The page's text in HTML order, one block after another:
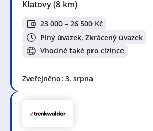
Klatovy(8 km)
23 000 – 26 500 Kč
Plný úvazek, Zkrácený úvazek
Vhodné také pro cizince
Zveřejněno: 3. srpna